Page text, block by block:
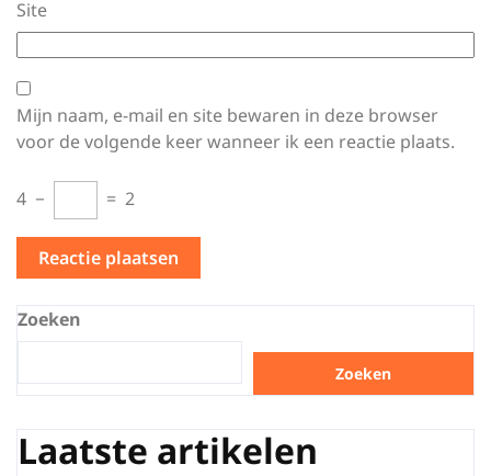
Site
Mijn naam, e-mail en site bewaren in deze browser
voor de volgende keer wanneer ik een reactie plaats.
4 − = 2
Zoeken
Zoeken
Laatste artikelen